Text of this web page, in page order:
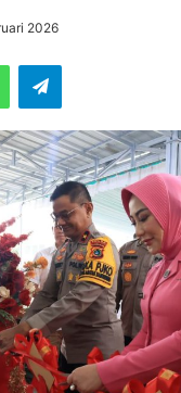
2026
WhatsAppTelegram